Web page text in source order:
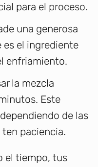
para el proceso.
una generosa
es el ingrediente
enfriamiento.
la mezcla
Este
de las
paciencia.
el tiempo, tus